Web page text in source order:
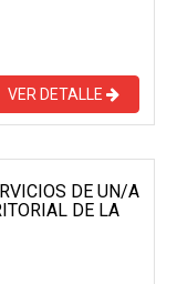
VER DETALLE
DE UN/A
DE LA